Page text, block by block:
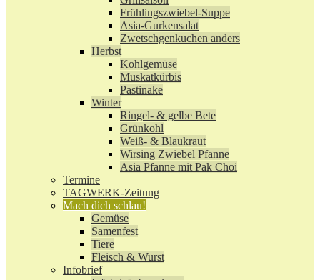
Frühlingszwiebel-Suppe
Asia-Gurkensalat
Zwetschgenkuchen anders
Herbst
Kohlgemüse
Muskatkürbis
Pastinake
Winter
Ringel- & gelbe Bete
Grünkohl
Weiß- & Blaukraut
Wirsing Zwiebel Pfanne
Asia Pfanne mit Pak Choi
Termine
TAGWERK-Zeitung
Mach dich schlau!
Gemüse
Samenfest
Tiere
Fleisch & Wurst
Infobrief